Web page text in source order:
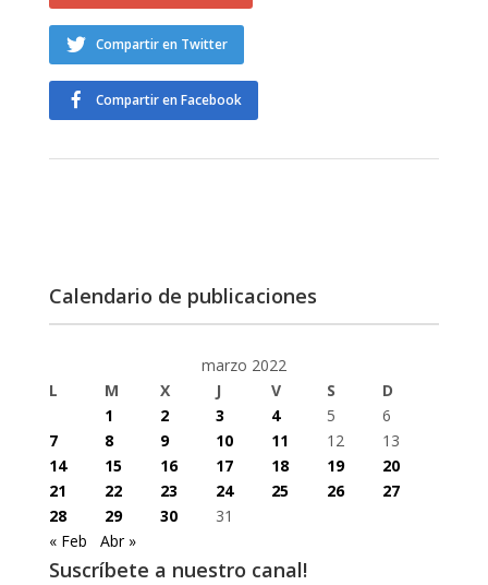
Compartir en Twitter
Compartir en Facebook
Calendario de publicaciones
marzo 2022
L
M X J V S
D
1
2 3 4 5
6
7
8 9 10 11 12
13
14
15 16 17 18 19
20
21
22 23 24 25 26
27
28
29 30
31
« Feb
Abr »
Suscríbete a nuestro canal!